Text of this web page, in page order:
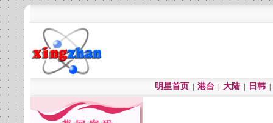
明星首页 港台 大陆 日韩